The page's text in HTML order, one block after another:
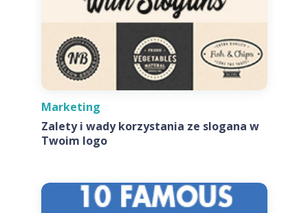
Marketing
Zalety i wady korzystania ze slogana w
Twoim logo